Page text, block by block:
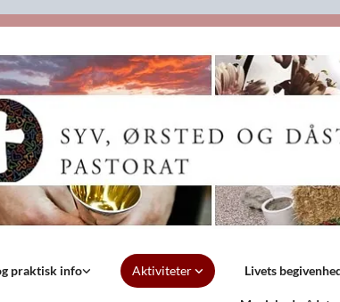
praktisk info Aktiviteter Livets